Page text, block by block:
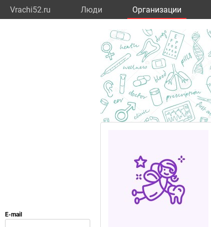
Vrachi52.ru Люди Организации